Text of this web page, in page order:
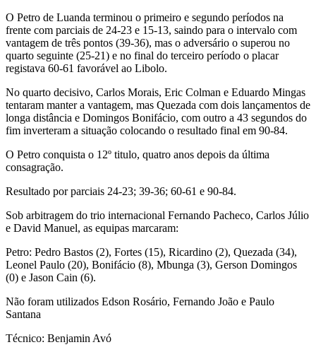
O Petro de Luanda terminou o primeiro e segundo períodos na
frente com parciais de 24-23 e 15-13, saindo para o intervalo com
vantagem de três pontos (39-36), mas o adversário o superou no
quarto seguinte (25-21) e no final do terceiro período o placar
registava 60-61 favorável ao Libolo.
No quarto decisivo, Carlos Morais, Eric Colman e Eduardo Mingas
tentaram manter a vantagem, mas Quezada com dois lançamentos de
longa distância e Domingos Bonifácio, com outro a 43 segundos do
fim inverteram a situação colocando o resultado final em 90-84.
O Petro conquista o 12º titulo, quatro anos depois da última
consagração.
Resultado por parciais 24-23; 39-36; 60-61 e 90-84.
Sob arbitragem do trio internacional Fernando Pacheco, Carlos Júlio
e David Manuel, as equipas marcaram:
Petro: Pedro Bastos (2), Fortes (15), Ricardino (2), Quezada (34),
Leonel Paulo (20), Bonifácio (8), Mbunga (3), Gerson Domingos
(0) e Jason Cain (6).
Não foram utilizados Edson Rosário, Fernando João e Paulo
Santana
Técnico: Benjamin Avó